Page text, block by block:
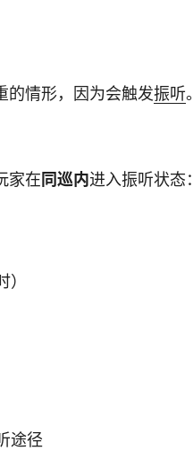
的情形，因为会触发振听。
家在同巡内进入振听状态：
途径